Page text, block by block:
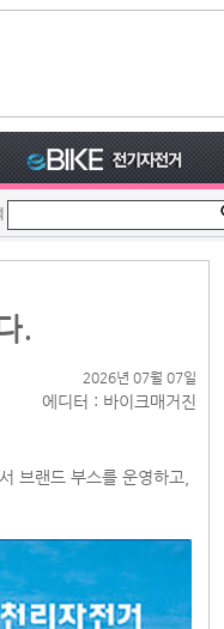
.
2026년 07월 07일
에디터 : 바이크매거진
브랜드 부스를 운영하고,